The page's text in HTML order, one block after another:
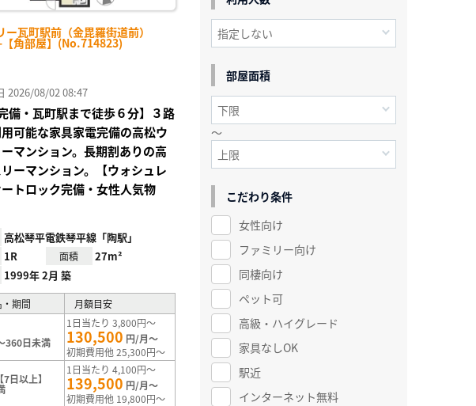
ー瓦町駅前（金毘羅街道前）
角部屋】(No.714823)
2026/08/02 08:47
備・瓦町駅まで徒歩６分】３路
可能な家具家電完備の高松ウ
マンション。長期割ありの高
ーマンション。【ウォシュレ
トロック完備・女性人気物
高松琴平電鉄琴平線「陶駅」
1R 面積 27m²
1999年 2月 築
期間 月額目安
360日未満
1日当たり 3,800円～
130,500 円/月～
初期費用他 25,300円～
日以上】
1日当たり 4,100円～
139,500 円/月～
初期費用他 19,800円～
部屋面積
～
こだわり条件
女性向け
ファミリー向け
同棲向け
ペット可
高級・ハイグレード
家具なしOK
駅近
インターネット無料